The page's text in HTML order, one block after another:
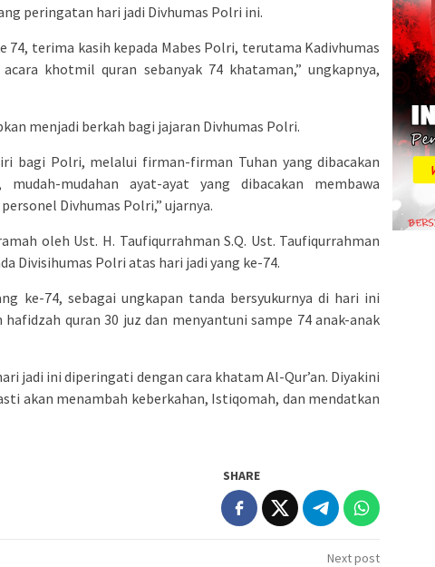
peringatan hari jadi Divhumas Polri ini.
74, terima kasih kepada Mabes Polri, terutama Kadivhumas
khotmil quran sebanyak 74 khataman,” ungkapnya,
menjadi berkah bagi jajaran Divhumas Polri.
bagi Polri, melalui firman-firman Tuhan yang dibacakan
mudahan ayat-ayat yang dibacakan membawa
Divhumas Polri,” ujarnya.
oleh Ust. H. Taufiqurrahman S.Q. Ust. Taufiqurrahman
Divisihumas Polri atas hari jadi yang ke-74.
ke-74, sebagai ungkapan tanda bersyukurnya di hari ini
quran 30 juz dan menyantuni sampe 74 anak-anak
jadi ini diperingati dengan cara khatam Al-Qur’an. Diyakini
akan menambah keberkahan, Istiqomah, dan mendatkan
SHARE
Next post